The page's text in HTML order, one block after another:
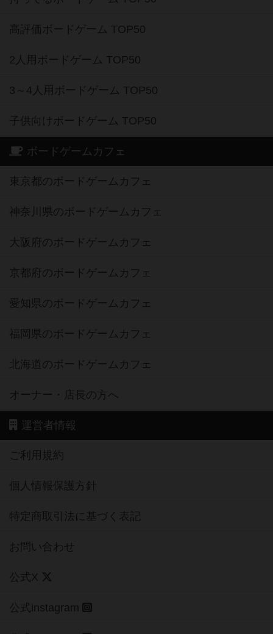
高評価ボードゲーム TOP50
2人用ボードゲーム TOP50
3～4人用ボードゲーム TOP50
子供向けボードゲーム TOP50
ボードゲームカフェ
東京都のボードゲームカフェ
神奈川県のボードゲームカフェ
大阪府のボードゲームカフェ
京都府のボードゲームカフェ
愛知県のボードゲームカフェ
福岡県のボードゲームカフェ
北海道のボードゲームカフェ
オーナー・店長の方へ
運営者情報
ご利用規約
個人情報保護方針
特定商取引法に基づく表記
お問い合わせ
公式X
公式instagram